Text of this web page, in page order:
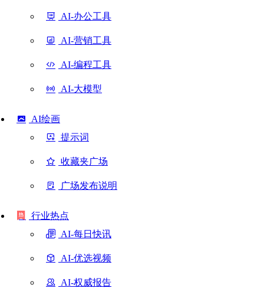
AI-办公工具
AI-营销工具
AI-编程工具
AI-大模型
AI绘画
提示词
收藏夹广场
广场发布说明
行业热点
AI-每日快讯
AI-优选视频
AI-权威报告